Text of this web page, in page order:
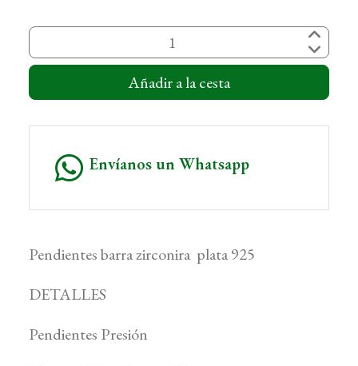
Añadir a la cesta
Envíanos un Whatsapp
Pendientes barra zirconira plata 925
DETALLES
Pendientes Presión